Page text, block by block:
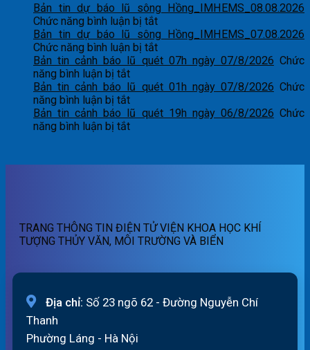
Bản tin dự báo lũ sông Hồng_IMHEMS_08.08.2026
Chức năng bình luận bị tắtở
Bản
tin
dự
lũ
Hồng_IMHEMS_08.08.2026
Bản tin dự báo lũ sông Hồng_IMHEMS_07.08.2026
Chức năng bình luận bị tắtở
Bản
dự
lũ
Bản tin cảnh báo lũ quét 07h ngày 07/8/2026 Chức
năng bình luận bị tắtở
Bản
tin
cảnh
báo
07h
Bản tin cảnh báo lũ quét 01h ngày 07/8/2026 Chức
năng bình luận bị tắtở
Bản
tin
lũ
07/8/2026
Bản tin cảnh báo lũ quét 19h ngày 06/8/2026 Chức
năng bình luận bị tắtở
cảnh
ngày
06/8/2026
TRANG THÔNG TIN ĐIỆN TỬ VIỆN KHOA HỌC KHÍ
TƯỢNG THỦY VĂN, MÔI TRƯỜNG VÀ BIỂN
Địa chỉ: Số 23 ngõ 62 - Đường Nguyễn Chí
Thanh
Phường Láng - Hà Nội